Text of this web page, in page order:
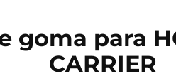
goma para
CARRIER